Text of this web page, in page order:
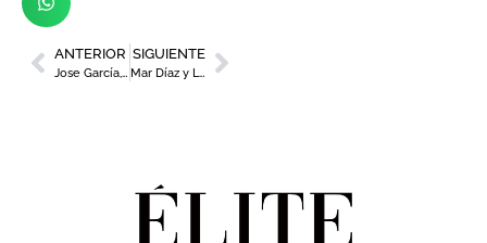
ANTERIOR
Jose García, bartender profesional
SIGUIENTE
Mar Díaz y Lola García, encargadas de agitar conciencias en la V Jornada «Mujeres Rurales, protegiendo nuestras raíces»